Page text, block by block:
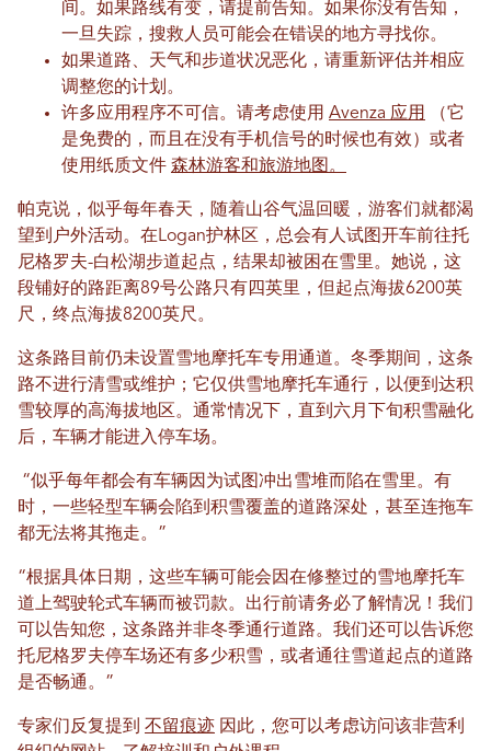
间。如果路线有变，请提前告知。如果你没有告知，
一旦失踪，搜救人员可能会在错误的地方寻找你。
如果道路、天气和步道状况恶化，请重新评估并相应
调整您的计划。
许多应用程序不可信。请考虑使用 Avenza 应用
（它
是免费的，而且在没有手机信号的时候也有效）或者
使用纸质文件 森林游客和旅游地图。
帕克说，似乎每年春天，随着山谷气温回暖，游客们就都渴
望到户外活动。在Logan护林区，总会有人试图开车前往托
尼格罗夫-白松湖步道起点，结果却被困在雪里。她说，这
段铺好的路距离89号公路只有四英里，但起点海拔6200英
尺，终点海拔8200英尺。
这条路目前仍未设置雪地摩托车专用通道。冬季期间，这条
路不进行清雪或维护；它仅供雪地摩托车通行，以便到达积
雪较厚的高海拔地区。通常情况下，直到六月下旬积雪融化
后，车辆才能进入停车场。
“似乎每年都会有车辆因为试图冲出雪堆而陷在雪里。有
时，一些轻型车辆会陷到积雪覆盖的道路深处，甚至连拖车
都无法将其拖走。”
“根据具体日期，这些车辆可能会因在修整过的雪地摩托车
道上驾驶轮式车辆而被罚款。出行前请务必了解情况！我们
可以告知您，这条路并非冬季通行道路。我们还可以告诉您
托尼格罗夫停车场还有多少积雪，或者通往雪道起点的道路
是否畅通。”
专家们反复提到 不留痕迹 因此，您可以考虑访问该非营利